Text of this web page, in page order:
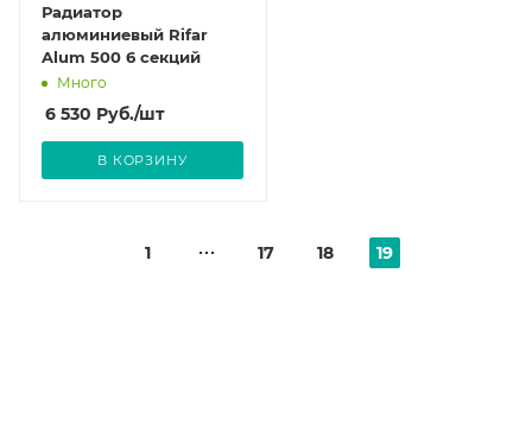
Радиатор
алюминиевый Rifar
Alum 500 6 секций
Много
6 530 Руб./шт
В КОРЗИНУ
1 17 18 19